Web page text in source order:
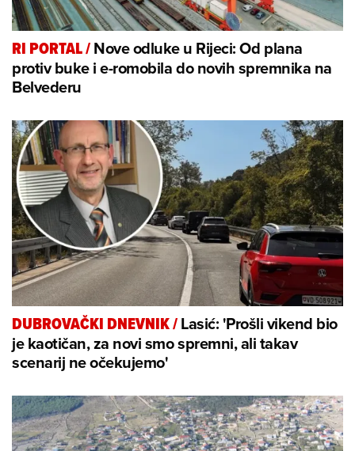
RI PORTAL/Nove odluke u Rijeci: Od plana
protiv buke i e-romobila do novih spremnika na
Belvederu
DUBROVAČKI DNEVNIK/Lasić: 'Prošli vikend bio
je kaotičan, za novi smo spremni, ali takav
scenarij ne očekujemo'